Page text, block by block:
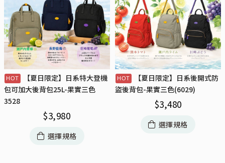
【夏日限定】日系特大登機
包可加大後背包25L-果實三色
3528
$3,980
選擇規格
【夏日限定】日系後開式防
盜後背包-果實三色(6029)
$3,480
選擇規格